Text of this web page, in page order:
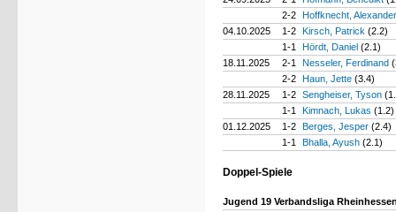
2-2 Hoffknecht,
04.10.2025
1-2 Kirsch, Patrick (2.2)
1-1
Hördt, Daniel (2.1)
18.11.2025
2-1 Nesseler, Ferdinand
2-2 Haun, Jette (3.4)
28.11.2025
1-2 Sengheiser, Tyson
1-1
Kimnach, Lukas (1.2)
01.12.2025
1-2 Berges, Jesper (2.4)
1-1
Bhalla, Ayush (2.1)
Doppel-Spiele
Jugend 19 Verbandsliga